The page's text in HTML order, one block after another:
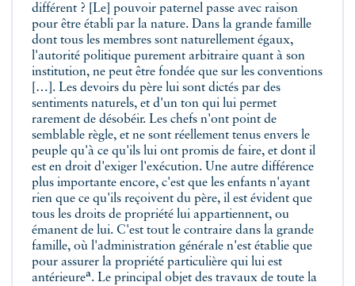
différent ? [Le] pouvoir paternel passe avec raison
pour être établi par la nature. Dans la grande famille
dont tous les membres sont naturellement égaux,
l'autorité politique purement arbitraire quant à son
institution, ne peut être fondée que sur les conventions
[…]. Les devoirs du père lui sont dictés par des
sentiments naturels, et d'un ton qui lui permet
rarement de désobéir. Les chefs n'ont point de
semblable règle, et ne sont réellement tenus envers le
peuple qu'à ce qu'ils lui ont promis de faire, et dont il
est en droit d'exiger l'exécution. Une autre différence
plus importante encore, c'est que les enfants n'ayant
rien que ce qu'ils reçoivent du père, il est évident que
tous les droits de propriété lui appartiennent, ou
émanent de lui. C'est tout le contraire dans la grande
famille, où l'administration générale n'est établie que
pour assurer la propriété particulière qui lui est
antérieurea. Le principal objet des travaux de toute la